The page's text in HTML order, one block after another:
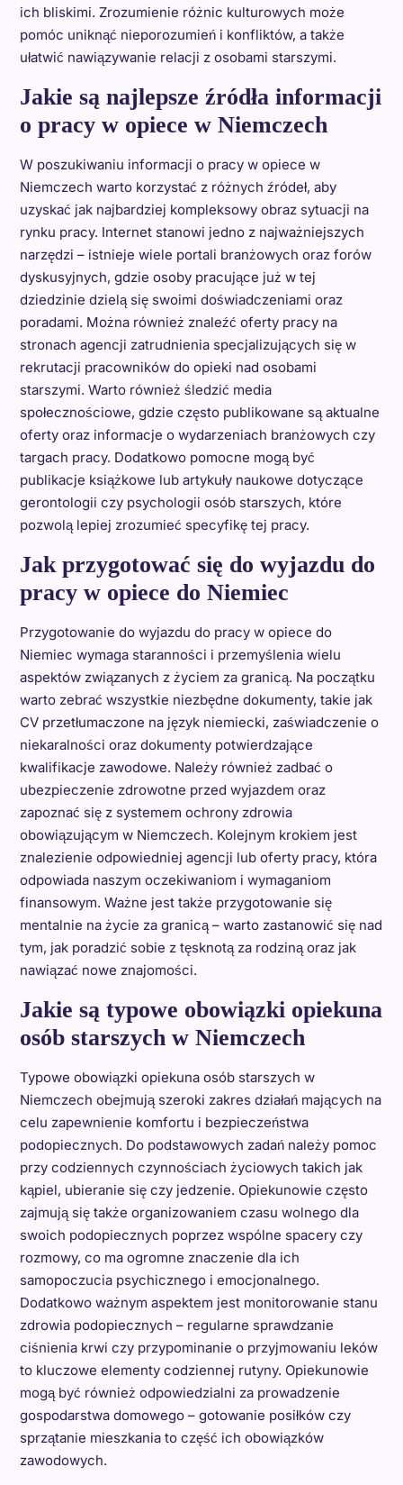
ich bliskimi. Zrozumienie różnic kulturowych może
pomóc uniknąć nieporozumień i konfliktów, a także
ułatwić nawiązywanie relacji z osobami starszymi.
Jakie są najlepsze źródła informacji
o pracy w opiece w Niemczech
W poszukiwaniu informacji o pracy w opiece w
Niemczech warto korzystać z różnych źródeł, aby
uzyskać jak najbardziej kompleksowy obraz sytuacji na
rynku pracy. Internet stanowi jedno z najważniejszych
narzędzi – istnieje wiele portali branżowych oraz forów
dyskusyjnych, gdzie osoby pracujące już w tej
dziedzinie dzielą się swoimi doświadczeniami oraz
poradami. Można również znaleźć oferty pracy na
stronach agencji zatrudnienia specjalizujących się w
rekrutacji pracowników do opieki nad osobami
starszymi. Warto również śledzić media
społecznościowe, gdzie często publikowane są aktualne
oferty oraz informacje o wydarzeniach branżowych czy
targach pracy. Dodatkowo pomocne mogą być
publikacje książkowe lub artykuły naukowe dotyczące
gerontologii czy psychologii osób starszych, które
pozwolą lepiej zrozumieć specyfikę tej pracy.
Jak przygotować się do wyjazdu do
pracy w opiece do Niemiec
Przygotowanie do wyjazdu do pracy w opiece do
Niemiec wymaga staranności i przemyślenia wielu
aspektów związanych z życiem za granicą. Na początku
warto zebrać wszystkie niezbędne dokumenty, takie jak
CV przetłumaczone na język niemiecki, zaświadczenie o
niekaralności oraz dokumenty potwierdzające
kwalifikacje zawodowe. Należy również zadbać o
ubezpieczenie zdrowotne przed wyjazdem oraz
zapoznać się z systemem ochrony zdrowia
obowiązującym w Niemczech. Kolejnym krokiem jest
znalezienie odpowiedniej agencji lub oferty pracy, która
odpowiada naszym oczekiwaniom i wymaganiom
finansowym. Ważne jest także przygotowanie się
mentalnie na życie za granicą – warto zastanowić się nad
tym, jak poradzić sobie z tęsknotą za rodziną oraz jak
nawiązać nowe znajomości.
Jakie są typowe obowiązki opiekuna
osób starszych w Niemczech
Typowe obowiązki opiekuna osób starszych w
Niemczech obejmują szeroki zakres działań mających na
celu zapewnienie komfortu i bezpieczeństwa
podopiecznych. Do podstawowych zadań należy pomoc
przy codziennych czynnościach życiowych takich jak
kąpiel, ubieranie się czy jedzenie. Opiekunowie często
zajmują się także organizowaniem czasu wolnego dla
swoich podopiecznych poprzez wspólne spacery czy
rozmowy, co ma ogromne znaczenie dla ich
samopoczucia psychicznego i emocjonalnego.
Dodatkowo ważnym aspektem jest monitorowanie stanu
zdrowia podopiecznych – regularne sprawdzanie
ciśnienia krwi czy przypominanie o przyjmowaniu leków
to kluczowe elementy codziennej rutyny. Opiekunowie
mogą być również odpowiedzialni za prowadzenie
gospodarstwa domowego – gotowanie posiłków czy
sprzątanie mieszkania to część ich obowiązków
zawodowych.